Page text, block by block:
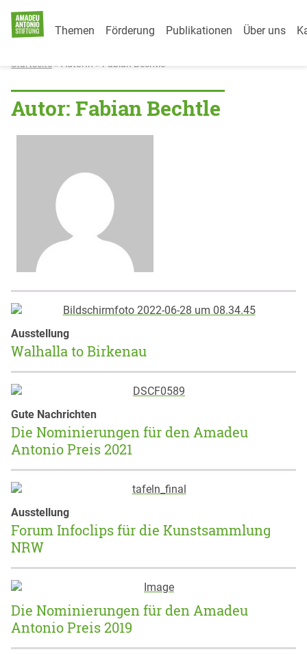
Weiter zum InhaltCategory Menu
Themen Förderung Publikationen Über uns
Startseite» AutorIn » Fabian Bechtle
Autor: Fabian Bechtle
Ausstellung
Walhalla to Birkenau
Gute Nachrichten
Die Nominierungen für den Amadeu
Antonio Preis 2021
Ausstellung
Forum Infoclips für die Kunstsammlung
NRW
Die Nominierungen für den Amadeu
Antonio Preis 2019